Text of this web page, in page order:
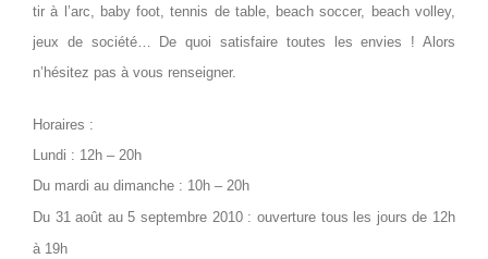
tir à l’arc, baby foot, tennis de table, beach soccer, beach volley,
jeux de société… De quoi satisfaire toutes les envies ! Alors
n’hésitez pas à vous renseigner.
Horaires :
Lundi : 12h – 20h
Du mardi au dimanche : 10h – 20h
Du 31 août au 5 septembre 2010 : ouverture tous les jours de 12h
à 19h